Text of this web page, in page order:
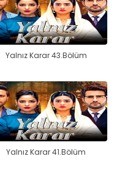
Yalnız Karar 43.Bölüm
Yalnız Karar 41.Bölüm